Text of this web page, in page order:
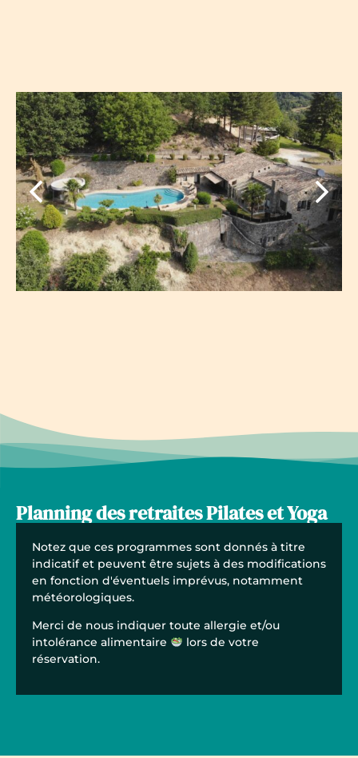
Planning des retraites Pilates et Yoga
Notez que ces programmes sont donnés à titre
indicatif et peuvent être sujets à des modifications
en fonction d'éventuels imprévus, notamment
météorologiques.
Merci de nous indiquer toute allergie et/ou
intolérance alimentaire
lors de votre
réservation.